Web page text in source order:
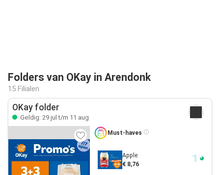
Folders van OKay in Arendonk
15 Filialen
OKay folder
Geldig: 29 jul t/m 11 aug
Must-haves
Apple
€ 8,76